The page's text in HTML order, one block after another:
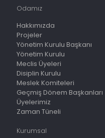
Odamız
Hakkımızda
Projeler
Yönetim Kurulu Başkanı
Yönetim Kurulu
Meclis Üyeleri
Disiplin Kurulu
Meslek Komiteleri
Geçmiş Dönem Başkanları
Üyelerimiz
Zaman Tüneli
Kurumsal